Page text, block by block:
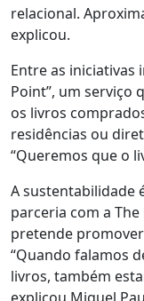
relacional.
explicou.
Entre as iniciativas
Point”, um serviço
os livros
residências ou
“Queremos que o
A sustentabilidade
parceria com a
pretende
“Quando falamos
livros, também